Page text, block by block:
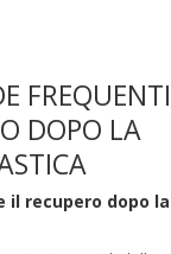
DOPO LA
il recupero dopo